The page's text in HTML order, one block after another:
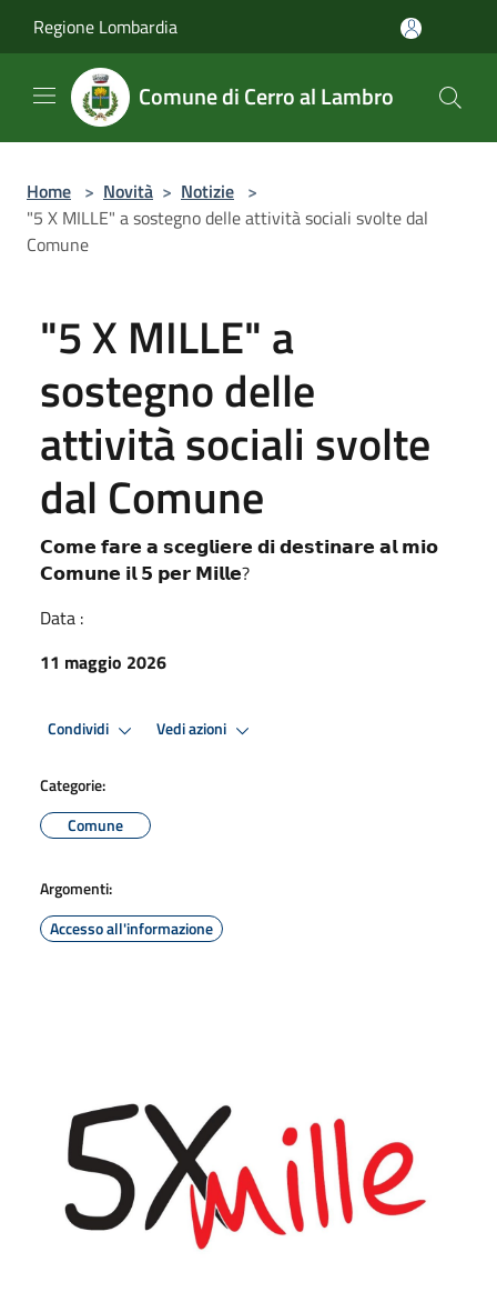
Regione Lombardia
Comune di Cerro al Lambro
Home > Novità > Notizie >
"5 X MILLE" a sostegno delle attività sociali svolte dal
Comune
"5 X MILLE" a
sostegno delle
attività sociali svolte
dal Comune
𝗖𝗼𝗺𝗲 𝗳𝗮𝗿𝗲 𝗮 𝘀𝗰𝗲𝗴𝗹𝗶𝗲𝗿𝗲 𝗱𝗶 𝗱𝗲𝘀𝘁𝗶𝗻𝗮𝗿𝗲 𝗮𝗹 𝗺𝗶𝗼
𝗖𝗼𝗺𝘂𝗻𝗲 𝗶𝗹 𝟱 𝗽𝗲𝗿 𝗠𝗶𝗹𝗹𝗲?
Data :
11 maggio 2026
Condividi Vedi azioni
Categorie:
Comune
Argomenti:
Accesso all'informazione